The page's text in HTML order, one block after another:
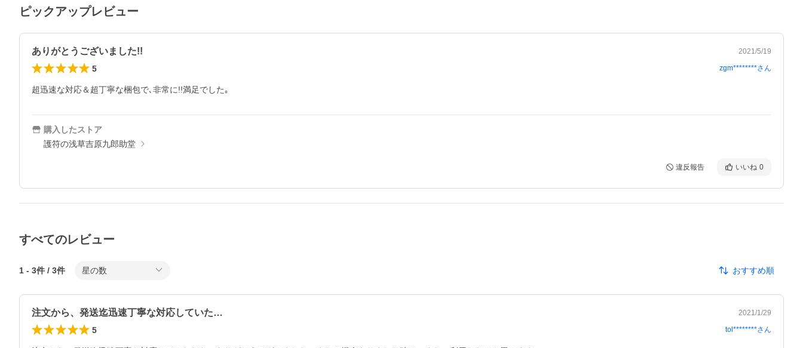
ピックアップレビュー
ありがとうございました!! 2021/5/19
5 zgm********さん
超迅速な対応＆超丁寧な梱包で､非常に!!満足でした｡
購入したストア
護符の浅草吉原九郎助堂
違反報告 いいね 0
すべてのレビュー
1 - 3件 / 3件 星の数 おすすめ順
注文から、発送迄迅速丁寧な対応していた… 2021/1/29
5 tol********さん